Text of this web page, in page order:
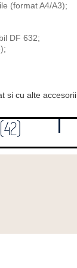
(format A4/A3);
DF 632;
si cu alte accesorii.